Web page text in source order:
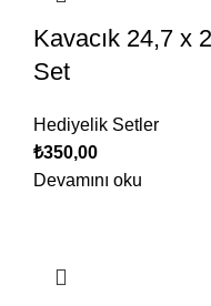
Kavacık 24,7 x
Set
Hediyelik Setler
₺350,00
Devamını oku